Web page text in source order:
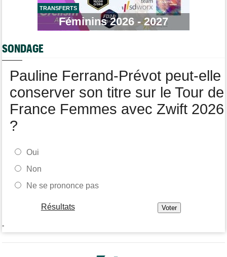
Tour de Pologne
Bart Lemmen fait coup double sur la 4e étape, UAE déçoit !
pour 1 an
Felix Gall remporte la 3e étape et prend les commandes du
général
TRANSFERTS
Féminins 2026 - 2027
SONDAGE
Pauline Ferrand-Prévot peut-elle
conserver son titre sur le Tour de
France Femmes avec Zwift 2026
?
Oui
Non
Ne se prononce pas
Résultats
-